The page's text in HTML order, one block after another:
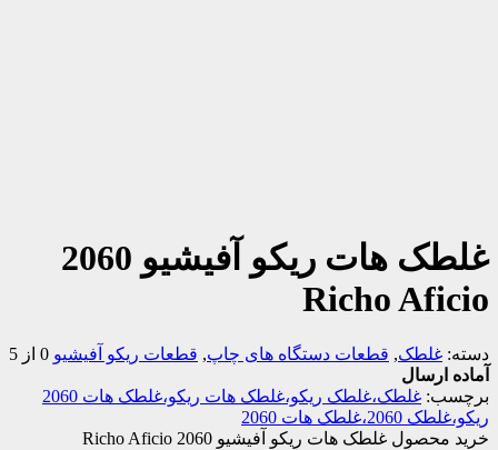
غلطک هات ریکو آفیشیو 2060
Richo Aficio
دسته: غلطک, قطعات دستگاه های چاپ, قطعات ریکو آفیشیو 0 از 5
آماده ارسال
برچسب:
غلطک،غلطک ریکو،غلطک هات ریکو،غلطک هات 2060
ریکو،غلطک 2060،غلطک هات 2060
خرید محصول غلطک هات ریکو آفیشیو 2060 Richo Aficio